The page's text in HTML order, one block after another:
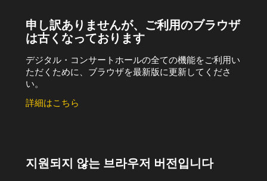
申し訳ありませんが、ご利用のブラウザ
は古くなっております
デジタル・コンサートホールの全ての機能をご利用い
ただくために、ブラウザを最新版に更新してくださ
い。
詳細はこちら
지원되지 않는 브라우저 버전입니다